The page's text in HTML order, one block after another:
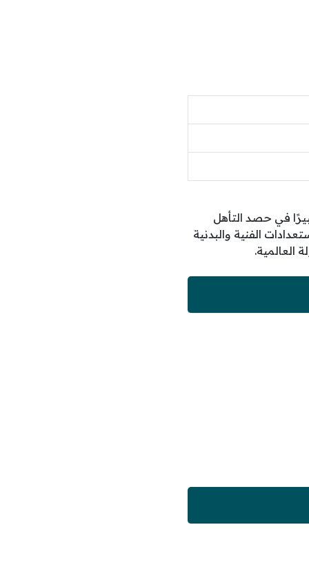
في حصد التأهل
الفنية والبدنية
العالمية.